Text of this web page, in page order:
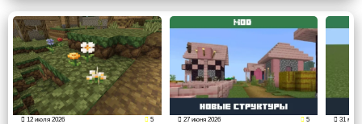
Дом
жилище с садом и полезными
предметами
Застава сторожевая башня с элементами руин
Храм
древнее сооружение с тайнами и
добычей
12 июля 2026 5 27 июня 2026 5 31 мая